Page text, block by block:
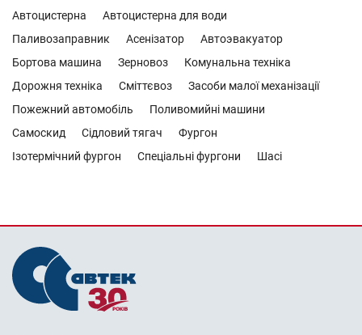
Автоцистерна
Автоцистерна для води
Паливозаправник
Асенізатор
Автоэвакуатор
Бортова машина
Зерновоз
Комунальна техніка
Дорожня техніка
Сміттєвоз
Засоби малої механізації
Пожежний автомобіль
Поливомийні машини
Самоскид
Сідловий тягач
Фургон
Ізотермічний фургон
Спеціальні фургони Шасі